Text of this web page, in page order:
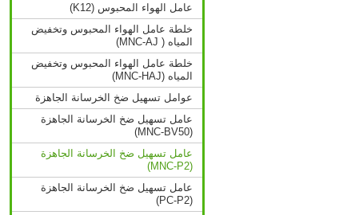
عامل الهواء المحبوس (K12)
خلطة عامل الهواء المحبوس وتخفيض
المياه ( MNC-AJ)
خلطة عامل الهواء المحبوس وتخفيض
المياه (MNC-HAJ)
عوامل تسهيل ضخ الخرسانة الجاهزة
عامل تسهيل ضخ الخرسانة الجاهزة
(MNC-BV50)
عامل تسهيل ضخ الخرسانة الجاهزة
(MNC-P2)
عامل تسهيل ضخ الخرسانة الجاهزة
(PC-P2)